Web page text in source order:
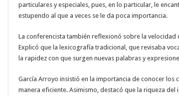
particulares y especiales, pues, en lo particular, le
estupendo al que a veces se le da poca importancia.
La conferencista también reflexionó sobre la velocidad
Explicó que la lexicografía tradicional, que revisaba
la rapidez con que surgen nuevas palabras y
García Arroyo insistió en la importancia de conocer
manera eficiente. Asimismo, destacó que la riqueza